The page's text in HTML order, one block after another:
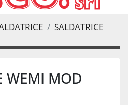
SALDATRICE
WEMI MOD